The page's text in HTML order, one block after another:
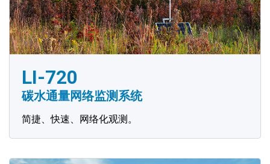
LI-720
碳水通量网络监测系统
简捷、快速、网络化观测。